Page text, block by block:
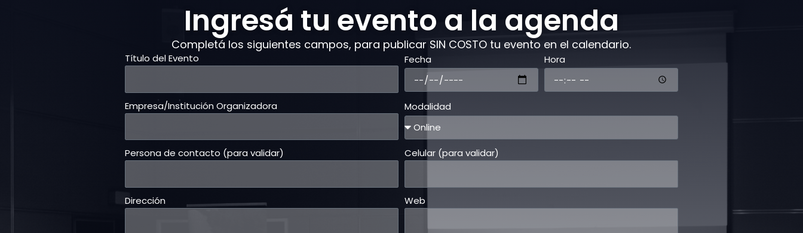
Ingresá tu evento a la agenda
Completá los siguientes campos, para publicar SIN COSTO tu evento en el calendario.
Título del Evento Fecha Hora
Empresa/Institución Organizadora Modalidad
Persona de contacto (para validar) Celular (para validar)
Dirección Web